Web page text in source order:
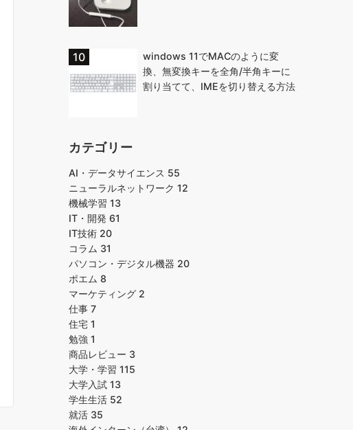
windows 11でMACのように変
換、無変換キーを全角/半角キーに
割り当てて、IMEを切り替える方法
カテゴリー
AI・データサイエンス 55
ニューラルネットワーク 12
機械学習 13
IT・開発 61
IT技術 20
コラム 31
パソコン・デジタル機器 20
ポエム 8
マーケティング 2
仕事 7
住宅 1
勉強 1
商品レビュー 3
大学・学習 115
大学入試 13
学生生活 52
就活 35